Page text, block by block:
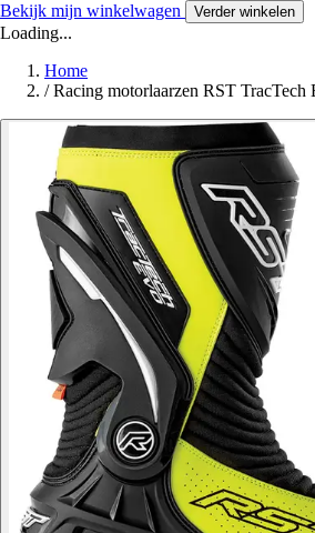
Bekijk mijn winkelwagen Verder winkelen
Loading...
Home
/ Racing motorlaarzen RST TracTech